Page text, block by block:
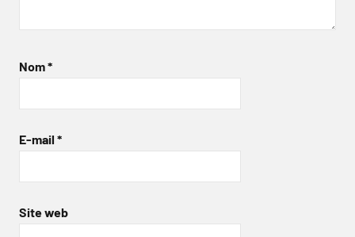
Nom*
E-mail *
Site web